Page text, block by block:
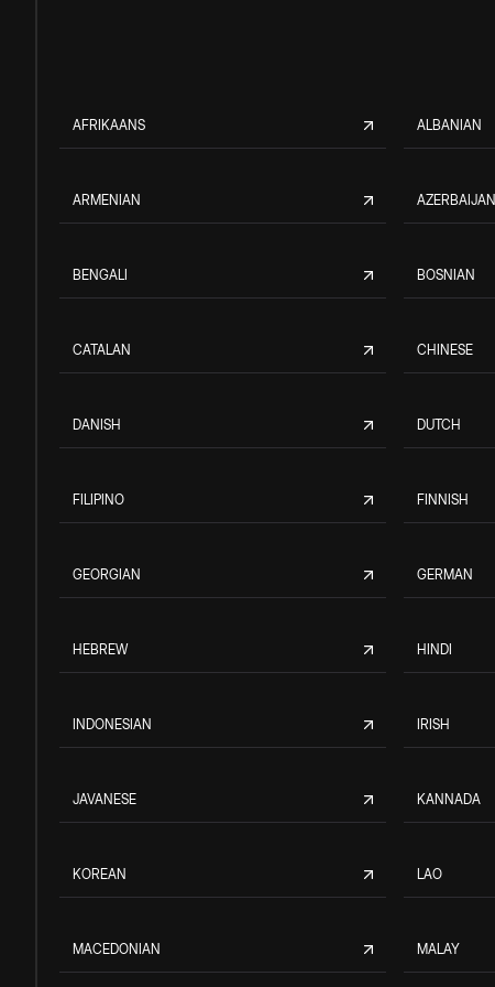
AFRIKAANS ALBANIAN
ARMENIAN AZERBAIJANI
BENGALI BOSNIAN
CATALAN CHINESE
DANISH DUTCH
FILIPINO FINNISH
GEORGIAN GERMAN
HEBREW HINDI
INDONESIAN IRISH
JAVANESE KANNADA
KOREAN LAO
MACEDONIAN MALAY